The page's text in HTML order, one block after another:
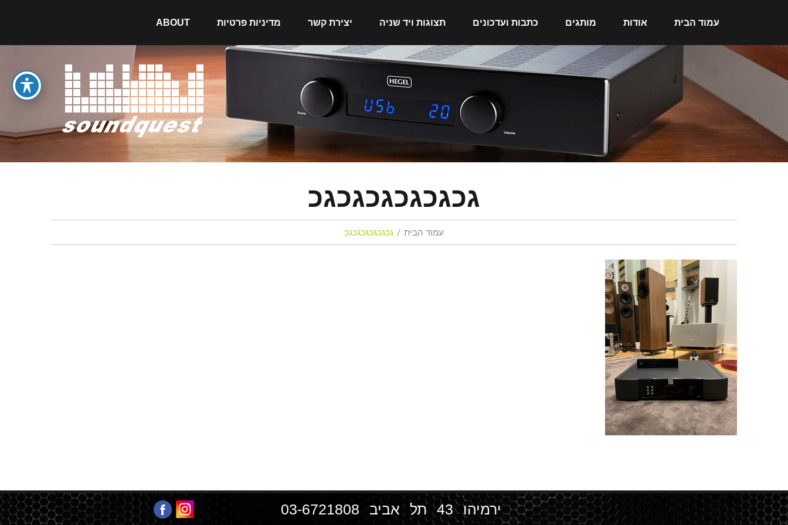
עמוד הבית אודות מותגים כתבות ועדכונים תצוגות ויד שניה יצירת קשר מדיניות פרטיות ABOUT
גכגכגכגכגכגכ
עמוד הבית גכגכגכגכגכגכ
ירמיהו 43 תל אביב 03-6721808